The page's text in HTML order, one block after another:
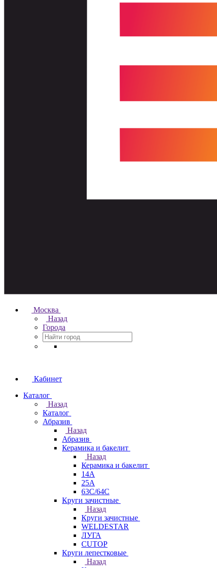
Москва
Назад
Города
Кабинет
Каталог
Назад
Каталог
Абразив
Назад
Абразив
Керамика и бакелит
Назад
Керамика и бакелит
14А
25А
63С/64С
Круги зачистные
Назад
Круги зачистные
WELDESTAR
ЛУГА
CUTOP
Круги лепестковые
Назад